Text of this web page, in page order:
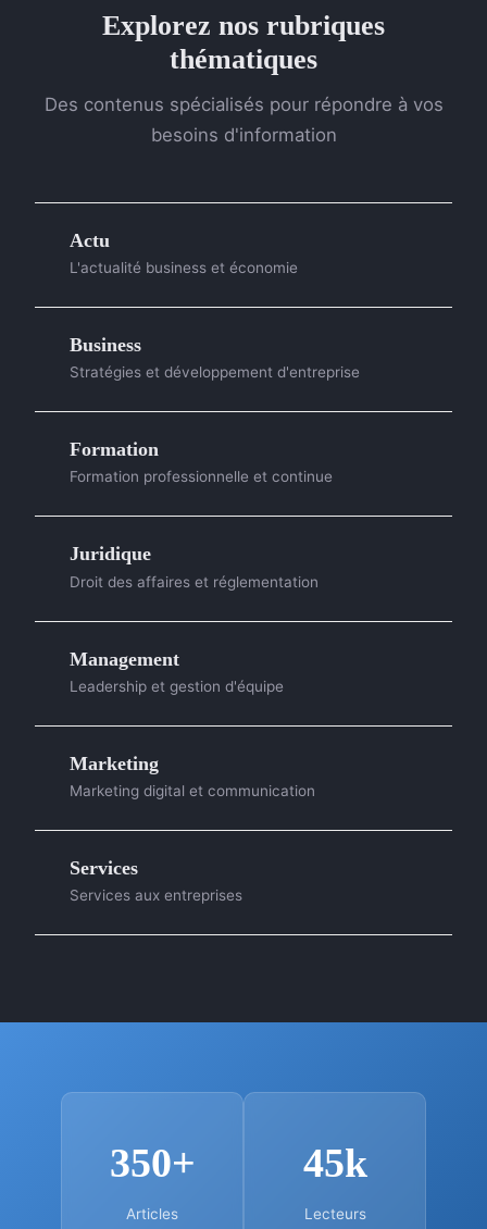
Explorez nos rubriques
thématiques
Des contenus spécialisés pour répondre à vos
besoins d'information
Actu
L'actualité business et économie
Business
Stratégies et développement d'entreprise
Formation
Formation professionnelle et continue
Juridique
Droit des affaires et réglementation
Management
Leadership et gestion d'équipe
Marketing
Marketing digital et communication
Services
Services aux entreprises
350+
Articles
45k
Lecteurs